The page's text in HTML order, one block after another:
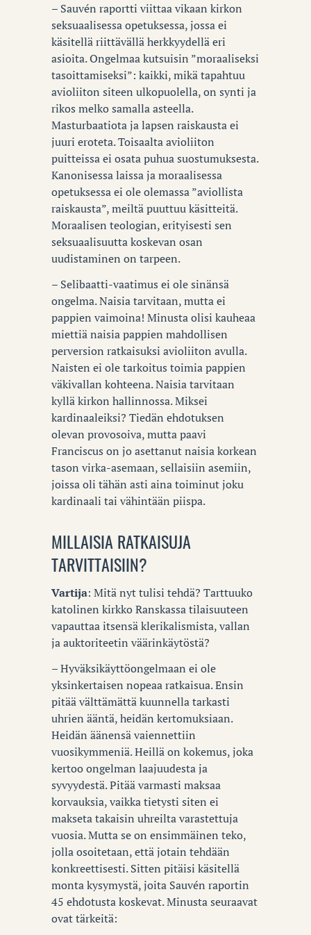
– Sauvén raportti viittaa vikaan kirkon
seksuaalisessa opetuksessa, jossa ei
käsitellä riittävällä herkkyydellä eri
asioita. Ongelmaa kutsuisin ”moraaliseksi
tasoittamiseksi”: kaikki, mikä tapahtuu
avioliiton siteen ulkopuolella, on synti ja
rikos melko samalla asteella.
Masturbaatiota ja lapsen raiskausta ei
juuri eroteta. Toisaalta avioliiton
puitteissa ei osata puhua suostumuksesta.
Kanonisessa laissa ja moraalisessa
opetuksessa ei ole olemassa ”aviollista
raiskausta”, meiltä puuttuu käsitteitä.
Moraalisen teologian, erityisesti sen
seksuaalisuutta koskevan osan
uudistaminen on tarpeen.
– Selibaatti-vaatimus ei ole sinänsä
ongelma. Naisia tarvitaan, mutta ei
pappien vaimoina! Minusta olisi kauheaa
miettiä naisia pappien mahdollisen
perversion ratkaisuksi avioliiton avulla.
Naisten ei ole tarkoitus toimia pappien
väkivallan kohteena. Naisia tarvitaan
kyllä kirkon hallinnossa. Miksei
kardinaaleiksi? Tiedän ehdotuksen
olevan provosoiva, mutta paavi
Franciscus on jo asettanut naisia korkean
tason virka-asemaan, sellaisiin asemiin,
joissa oli tähän asti aina toiminut joku
kardinaali tai vähintään piispa.
MILLAISIA RATKAISUJA
TARVITTAISIIN?
Vartija: Mitä nyt tulisi tehdä? Tarttuuko
katolinen kirkko Ranskassa tilaisuuteen
vapauttaa itsensä klerikalismista, vallan
ja auktoriteetin väärinkäytöstä?
– Hyväksikäyttöongelmaan ei ole
yksinkertaisen nopeaa ratkaisua. Ensin
pitää välttämättä kuunnella tarkasti
uhrien ääntä, heidän kertomuksiaan.
Heidän äänensä vaiennettiin
vuosikymmeniä. Heillä on kokemus, joka
kertoo ongelman laajuudesta ja
syvyydestä. Pitää varmasti maksaa
korvauksia, vaikka tietysti siten ei
makseta takaisin uhreilta varastettuja
vuosia. Mutta se on ensimmäinen teko,
jolla osoitetaan, että jotain tehdään
konkreettisesti. Sitten pitäisi käsitellä
monta kysymystä, joita Sauvén raportin
45 ehdotusta koskevat. Minusta seuraavat
ovat tärkeitä: